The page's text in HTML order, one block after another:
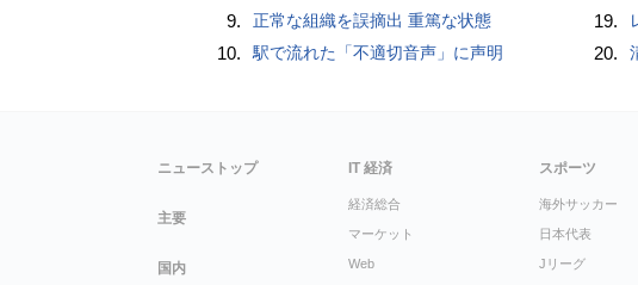
9. 正常な組織を誤摘出 重篤な状態
10. 駅で流れた「不適切音声」に声明
19.
20.
ニューストップ
主要
国内
IT 経済
経済総合
マーケット
Web
スポーツ
海外サッカー
日本代表
Jリーグ